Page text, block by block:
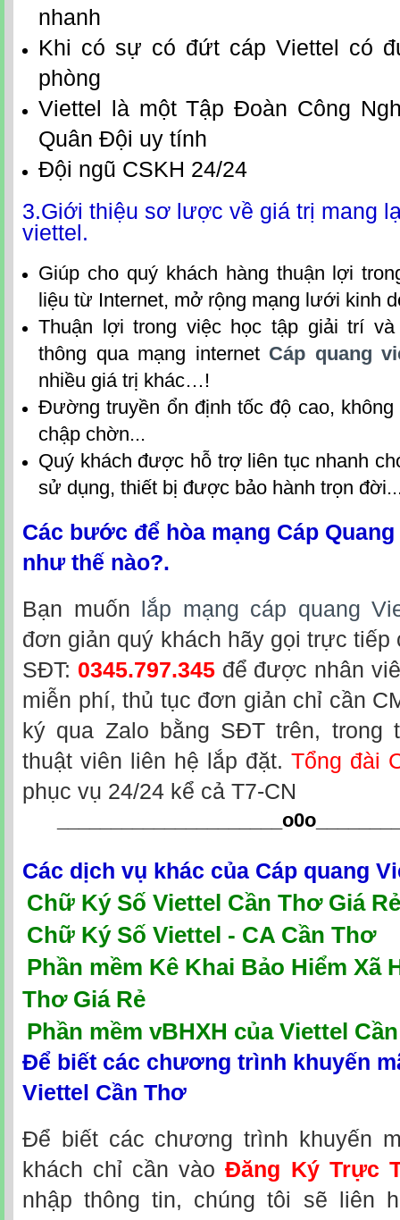
nhanh
Khi có sự có đứt cáp Viettel có
phòng
Viettel là một Tập Đoàn Công
Quân Đội uy tính
Đội ngũ CSKH 24/24
3.Giới thiệu sơ lược về giá trị mang
viettel.
Giúp cho quý khách hàng thuận lợi
liệu từ Internet, mở rộng mạng lưới kinh
Thuận lợi trong việc học tập giải trí
thông qua mạng internet Cáp quang
nhiều giá trị khác…!
Đường truyền ổn định tốc độ cao,
chập chờn...
Quý khách được hỗ trợ liên tục nhanh
sử dụng, thiết bị được bảo hành trọn
Các bước để hòa mạng Cáp
như thế nào?.
Bạn muốn
lắp mạng cáp quang
đơn giản quý khách hãy gọi trực tiếp
SĐT: 0345.797.345 để được nhân
miễn phí, thủ tục đơn giản chỉ cần
ký qua Zalo bằng SĐT trên, trong
thuật viên liên hệ lắp đặt. Tổng đài
phục vụ 24/24 kể cả T7-CN
_____________________o0o
Các dịch vụ khác của Cáp quang
Chữ Ký Số Viettel Cần Thơ Giá Rẻ
Chữ Ký Số Viettel - CA Cần Thơ
Phần mềm Kê Khai Bảo Hiểm Xã
Thơ Giá Rẻ
Phần mềm vBHXH của Viettel
Để biết các chương trình khuyến
Viettel Cần Thơ
Để biết các chương trình khuyến
khách chỉ cần vàoĐăng Ký Trực
nhập thông tin, chúng tôi sẽ liên